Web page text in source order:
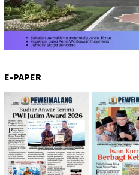
E-PAPER